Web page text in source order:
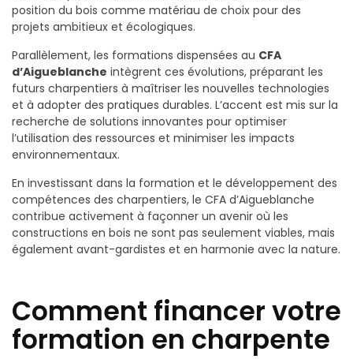
position du bois comme matériau de choix pour des
projets ambitieux et écologiques.
Parallèlement, les formations dispensées au CFA
d’Aigueblanche intègrent ces évolutions, préparant les
futurs charpentiers à maîtriser les nouvelles technologies
et à adopter des pratiques durables. L’accent est mis sur la
recherche de solutions innovantes pour optimiser
l’utilisation des ressources et minimiser les impacts
environnementaux.
En investissant dans la formation et le développement des
compétences des charpentiers, le CFA d’Aigueblanche
contribue activement à façonner un avenir où les
constructions en bois ne sont pas seulement viables, mais
également avant-gardistes et en harmonie avec la nature.
Comment financer votre
formation en charpente